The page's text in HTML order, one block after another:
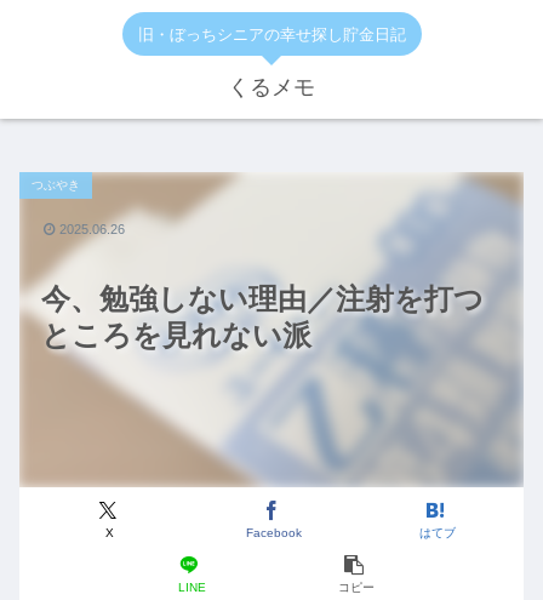
旧・ぼっちシニアの幸せ探し貯金日記
くるメモ
今、勉強しない理由／注射を打つ
ところを見れない派
つぶやき
X Facebook はてブ
LINE コピー
2025.06.26